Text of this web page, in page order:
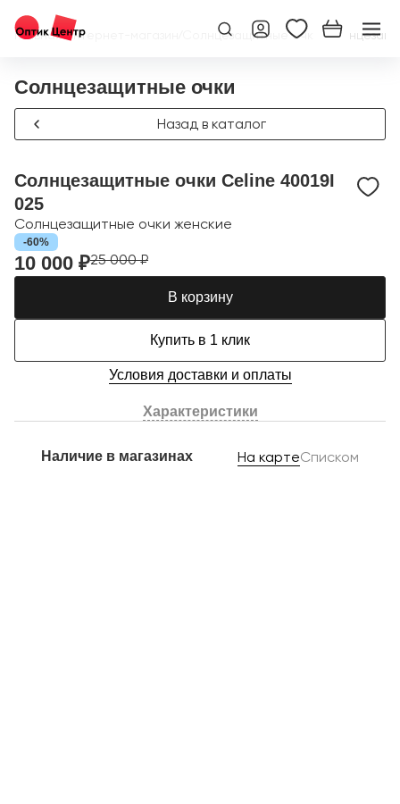
Главная/Интернет-магазин Солнцезащитные очки /
Солнцезащитные очки
Назад в каталог
Солнцезащитные очки Celine 40019I
025
Солнцезащитные очки женские
-60%
10 000 ₽25 000 ₽
В корзину
Купить в 1 клик
Условия доставки и оплаты
Характеристики
Наличие в магазинах На картеСписком